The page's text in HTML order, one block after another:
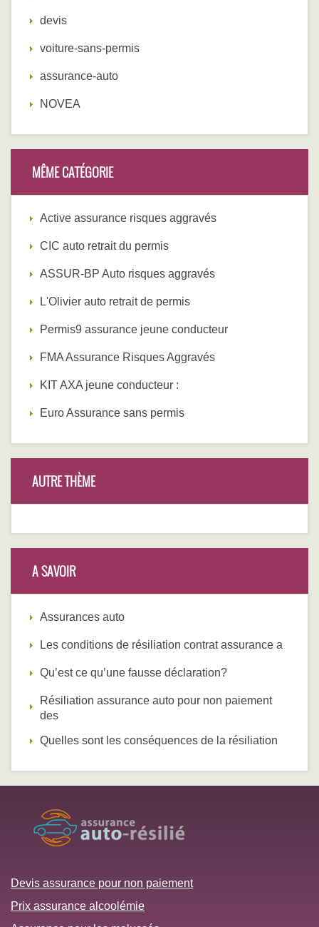
devis
voiture-sans-permis
assurance-auto
NOVEA
MÊME CATÉGORIE
Active assurance risques aggravés
CIC auto retrait du permis
ASSUR-BP Auto risques aggravés
L'Olivier auto retrait de permis
Permis9 assurance jeune conducteur
FMA Assurance Risques Aggravés
KIT AXA jeune conducteur :
Euro Assurance sans permis
AUTRE THÈME
A SAVOIR
Assurances auto
Les conditions de résiliation contrat assurance a
Qu’est ce qu’une fausse déclaration?
Résiliation assurance auto pour non paiement
des
Quelles sont les conséquences de la résiliation
Devis assurance pour non paiement
Prix assurance alcoolémie